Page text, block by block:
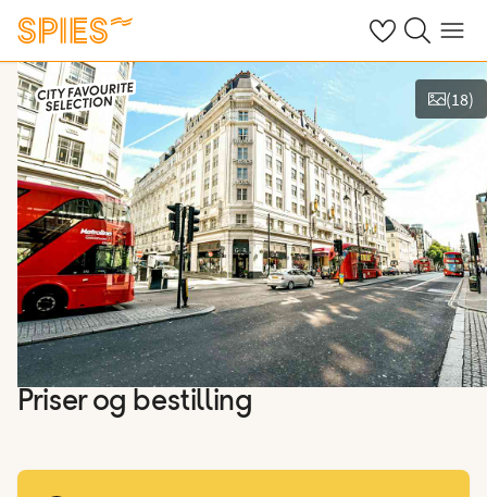
Se dine gemte
Søg påMenu
Vis billeder
(18)
Priser og bestilling